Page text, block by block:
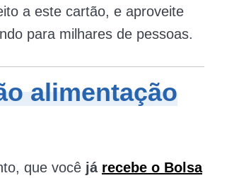
a este cartão, e aproveite
para milhares de pessoas.
alimentação
que você já recebe o Bolsa